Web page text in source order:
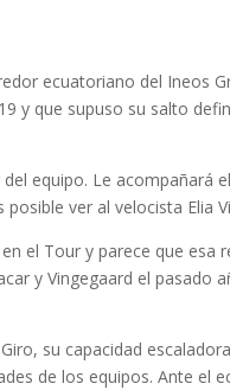
ecuatoriano del Ineos
y que supuso su salto
equipo. Le acompañará
ver al velocista Elia
el Tour y parece que esa
y Vingegaard el pasado
su capacidad
de los equipos. Ante el